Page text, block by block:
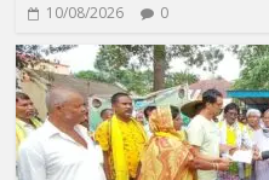
10/08/2026 0